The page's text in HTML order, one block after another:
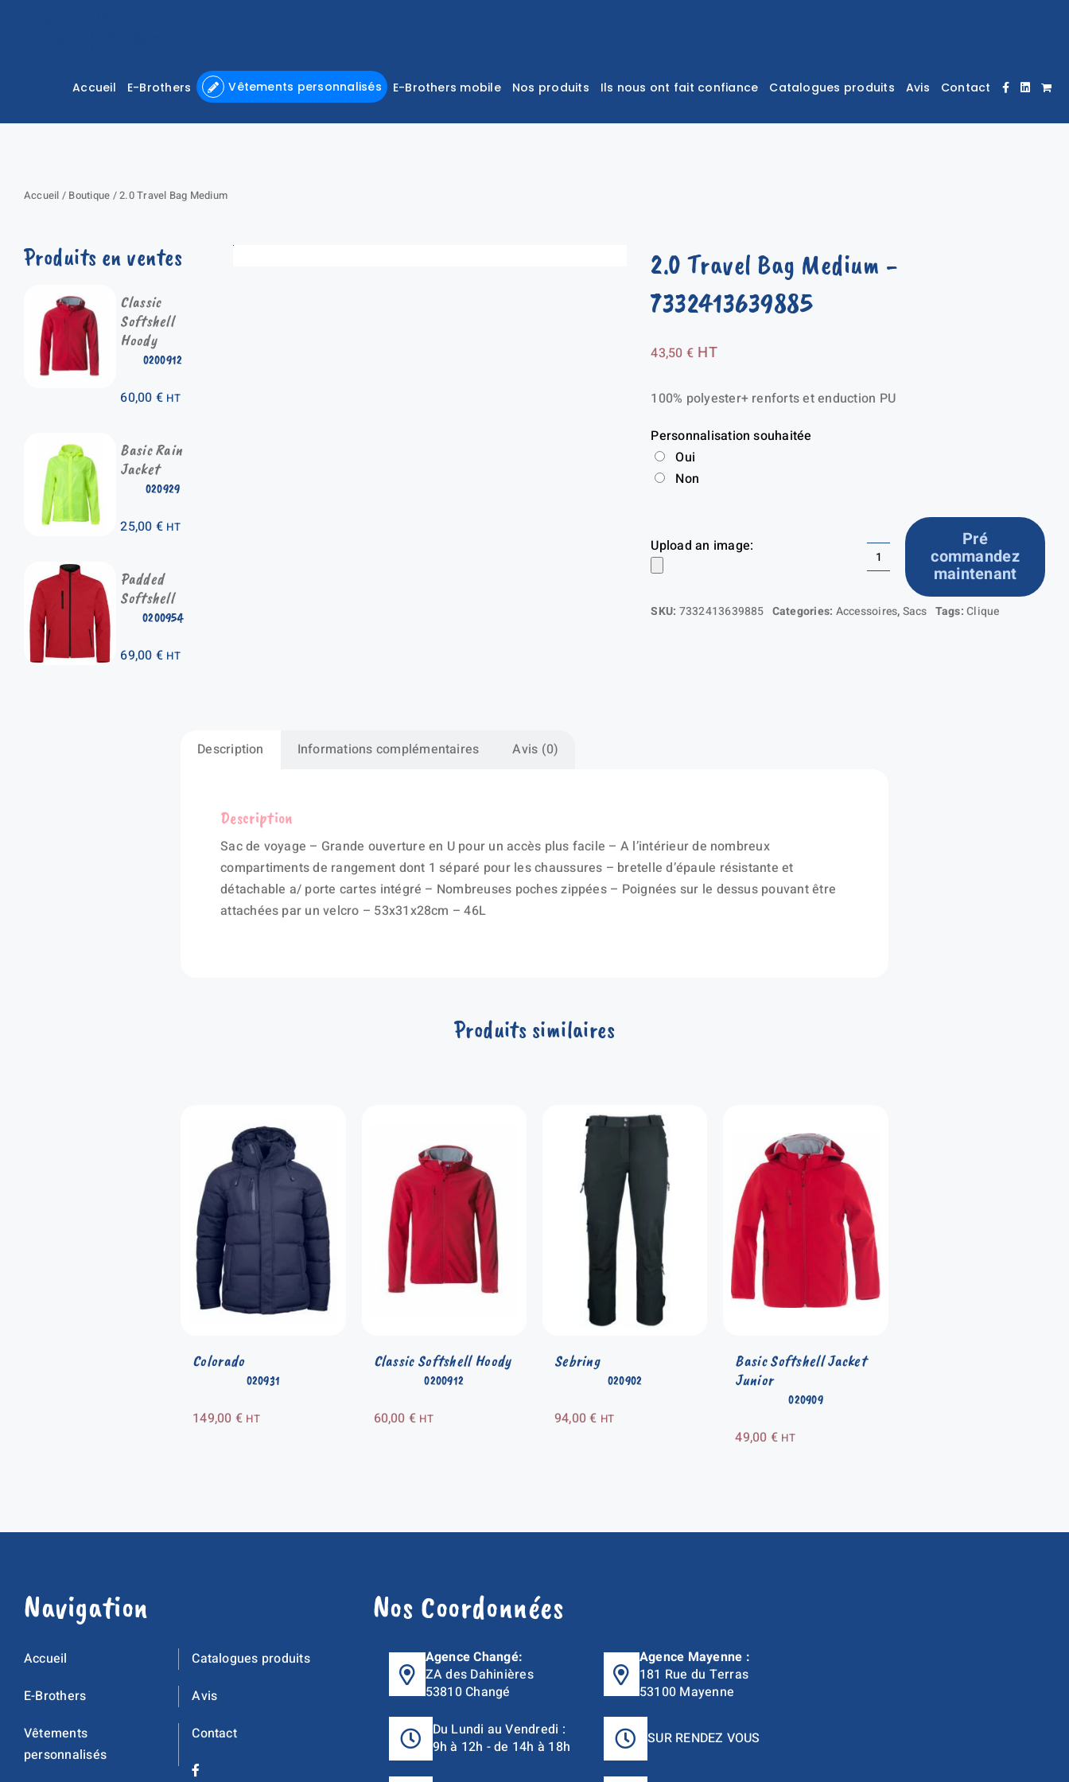
Accueil E-Brothers Vêtements personnalisés E-Brothers mobile Nos produits Ils nous ont fait confiance Catalogues produits Avis Contact
Accueil / Boutique /2.0 Travel Bag Medium
Produits en ventes
0200912
Classic
Softshell
Hoody
60,00 € HT
020929
Basic Rain
Jacket
25,00 € HT
0200954
Padded
Softshell
69,00 € HT
2.0 Travel Bag Medium -
7332413639885
43,50 € HT
100% polyester+ renforts et enduction PU
Personnalisation souhaitée
Oui
Non
Upload an image:
quantité
2.0
Pré
commandez
maintenant
SKU: 7332413639885 Categories: Accessoires,Sacs Tags:Clique
Description Informations complémentaires Avis (0)
Description
Sac de voyage – Grande ouverture en U pour un accès plus facile – A l’intérieur de nombreux
compartiments de rangement dont 1 séparé pour les chaussures – bretelle d’épaule résistante et
détachable a/ porte cartes intégré – Nombreuses poches zippées – Poignées sur le dessus pouvant être
attachées par un velcro – 53x31x28cm – 46L
Produits similaires
020931
Colorado
149,00 € HT
0200912
Classic Softshell Hoody
60,00 € HT
020902
Sebring
94,00€ HT
020909
Basic Softshell Jacket
Junior
49,00 € HT
Navigation
Accueil
E-Brothers
Vêtements
personnalisés
Catalogues produits
Avis
Contact
Nos Coordonnées
Agence Changé:
ZA des Dahinières
53810 Changé
Du Lundi au Vendredi :
9h à 12h - de 14h à 18h
Agence Mayenne :
181 Rue du Terras
53100 Mayenne
SUR RENDEZ VOUS